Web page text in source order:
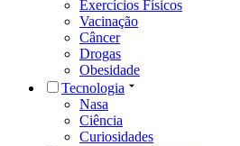
Exercícios Físicos
Vacinação
Câncer
Drogas
Obesidade
Tecnologia
Nasa
Ciência
Curiosidades